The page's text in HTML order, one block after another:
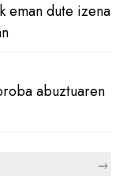
eman dute izena
abuztuaren